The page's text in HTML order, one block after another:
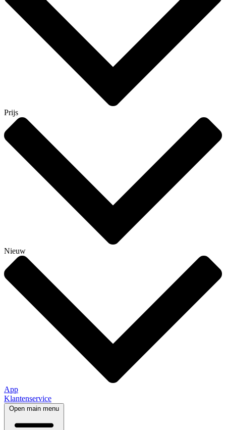
Prijs
Nieuw
App
Klantenservice
Open main menu